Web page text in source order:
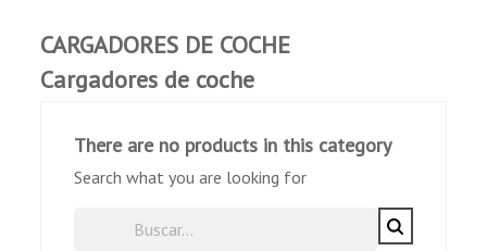
CARGADORES DE COCHE
Cargadores de coche
There are no products in this category
Search what you are looking for